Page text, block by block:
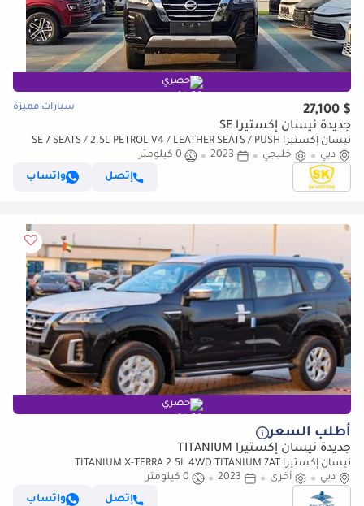
حصري
$ 27,100 سيارات مميزة
جديدة نيسان إكستيرا SE
نيسان إكستيرا SE 7 SEATS / 2.5L PETROL V4 / LEATHER SEATS / PUSH
START / 4WD (CODE # 69096)
دبي خليجي 2023
0 كيلومتر
إتصل
واتساب
حصري
أطلب السعر
جديدة نيسان إكستيرا TITANIUM
نيسان إكستيرا TITANIUM X-TERRA 2.5L 4WD TITANIUM 7AT
دبي
أخرى 2023
0 كيلومتر
إتصل
واتساب